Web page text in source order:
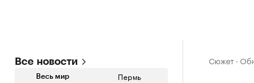
Все новости
Весь мир Пермь
Сюжет ·